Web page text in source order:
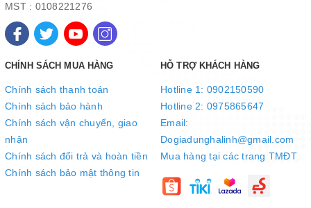
MST : 0108221276
CHÍNH SÁCH MUA HÀNG
Chính sách thanh toán
Chính sách bảo hành
Chính sách vận chuyển, giao
nhận
Chính sách đổi trả và hoàn tiền
Chính sách bảo mật thông tin
HỖ TRỢ KHÁCH HÀNG
Hotline 1: 0902150590
Hotline 2: 0975865647
Email:
Dogiadunghalinh@gmail.com
Mua hàng tại các trang TMĐT